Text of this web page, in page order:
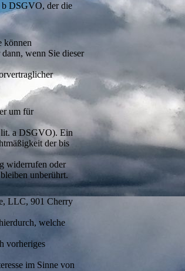
b DSGVO, der die
können
wenn Sie dieser
um für
lit. a DSGVO). Ein
der bis
widerrufen oder
unberührt.
LLC, 901 Cherry
welche
vorheriges
im Sinne von